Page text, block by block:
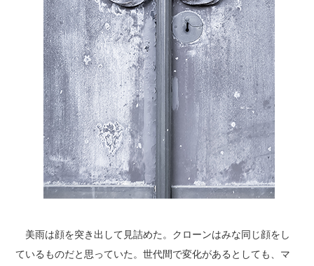
美雨は顔を突き出して見詰めた。クローンはみな同じ顔をし
ているものだと思っていた。世代間で変化があるとしても、マ